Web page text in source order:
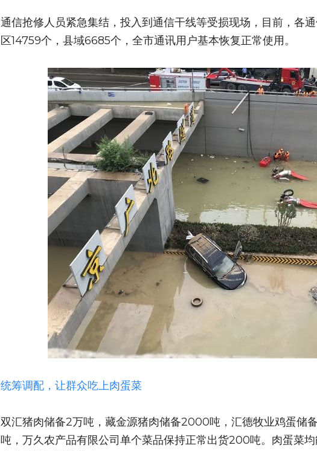
通信抢修人员紧急集结，投入到通信干线等受损现场，目前，各
区14759个，县域6685个，全市通讯用户基本恢复正常使用。
统筹调配，让群众吃上肉蛋菜
双汇猪肉储备2万吨，藏金源猪肉储备2000吨，汇德牧业鸡蛋储
吨，万久农产品有限公司单个菜品保持正常出货200吨。肉蛋菜